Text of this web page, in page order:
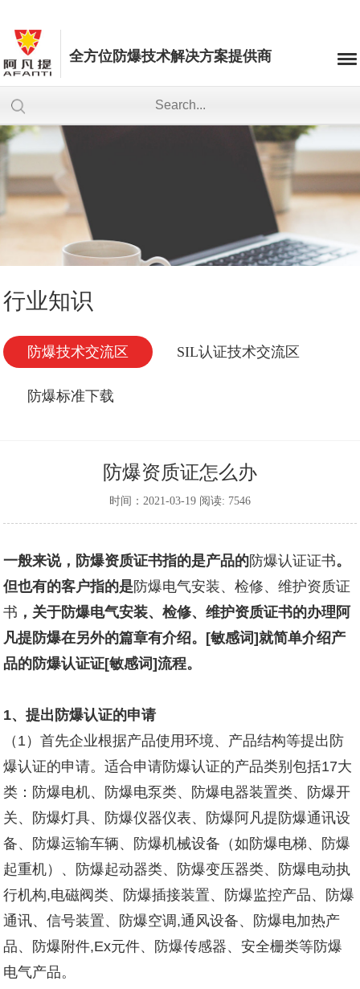
全方位防爆技术解决方案提供商
行业知识
防爆技术交流区 SIL认证技术交流区
防爆标准下载
防爆资质证怎么办
时间：2021-03-19 阅读: 7546
一般来说，防爆资质证书指的是产品的防爆认证证书。
但也有的客户指的是防爆电气安装、检修、维护资质证
书 ，关于防爆电气安装、检修、维护资质证书的办理阿
凡提防爆在另外的篇章有介绍。[敏感词]就简单介绍产
品的防爆认证证[敏感词]流程。
1、提出防爆认证的申请
（1）首先企业根据产品使用环境、产品结构等提出防
爆认证的申请。适合申请防爆认证的产品类别包括17大
类：防爆电机、防爆电泵类、防爆电器装置类、防爆开
关、防爆灯具、防爆仪器仪表、防爆 阿凡提防爆通讯设
备、防爆运输车辆、防爆机械设备（如防爆电梯、防爆
起重机）、防爆起动器类、防爆变压器类、防爆电动执
行机构,电磁阀类、防爆插接装置、防爆监控产品、防爆
通讯、信号装置、防爆空调,通风设备、防爆电加热产
品、防爆附件,Ex元件、防爆传感器、安全栅类等防爆
电气产品。